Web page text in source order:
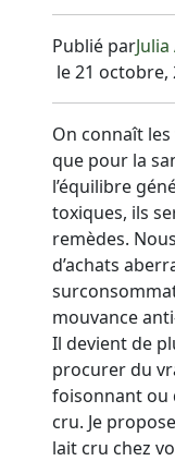
Publié par
le 21 octobre,
On connaît
que pour la
l’équilibre
toxiques, ils
remèdes.
d’achats
mouvance
Il devient de
procurer du
foisonnant ou
cru. Je
lait cru chez